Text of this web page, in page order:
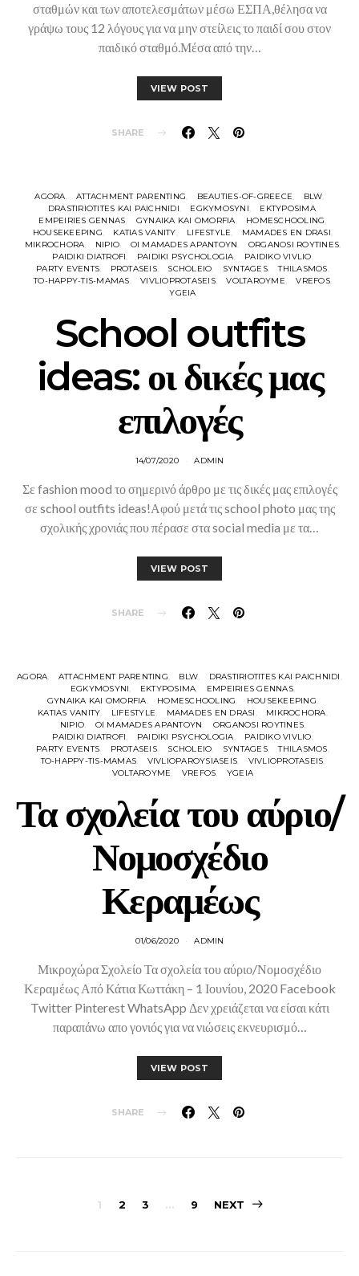
σταθμών και των αποτελεσμάτων μέσω ΕΣΠΑ,θέλησα να
γράψω τους 12 λόγους για να μην στείλεις το παιδί σου στον
παιδικό σταθμό.Μέσα από την…
VIEW POST
SHARE
AGORA ATTACHMENT PARENTING BEAUTIES-OF-GREECE
BLW
DRASTIRIOTITES KAI PAICHNIDI
EGKYMOSYNI
EKTYPOSIMA
EMPEIRIES GENNAS
GYNAIKA KAI OMORFIA
HOMESCHOOLING
HOUSEKEEPING
KATIAS VANITY LIFESTYLE
MAMADES EN DRASI
MIKROCHORA
NIPIO OI MAMADES APANTOYN
ORGANOSI ROYTINES
PAIDIKI DIATROFI
PAIDIKI PSYCHOLOGIA
PAIDIKO VIVLIO
PARTY EVENTS
PROTASEIS SCHOLEIO SYNTAGES
THILASMOS
TO-HAPPY-TIS-MAMAS
VIVLIOPROTASEIS VOLTAROYME
VREFOS
YGEIA
School outfits
ideas: οι δικές μας
επιλογές
14/07/2020 ADMIN
Σε fashion mood το σημερινό άρθρο με τις δικές μας επιλογές
σε school outfits ideas!Αφού μετά τις school photo μας της
σχολικής χρονιάς που πέρασε στα social media με τα…
VIEW POST
SHARE
AGORA ATTACHMENT PARENTING BLW
DRASTIRIOTITES KAI PAICHNIDI
EGKYMOSYNI
EKTYPOSIMA
EMPEIRIES GENNAS
GYNAIKA KAI OMORFIA
HOMESCHOOLING
HOUSEKEEPING
KATIAS VANITY
LIFESTYLE MAMADES EN DRASI
MIKROCHORA
NIPIO
OI MAMADES APANTOYN
ORGANOSI ROYTINES
PAIDIKI DIATROFI
PAIDIKI PSYCHOLOGIA
PAIDIKO VIVLIO
PARTY EVENTS
PROTASEIS SCHOLEIO SYNTAGES
THILASMOS
TO-HAPPY-TIS-MAMAS
VIVLIOPAROYSIASEIS
VIVLIOPROTASEIS
VOLTAROYME
VREFOS YGEIA
Τα σχολεία του αύριο/
Νομοσχέδιο
Κεραμέως
01/06/2020 ADMIN
Μικροχώρα Σχολείο Τα σχολεία του αύριο/Νομοσχέδιο
Κεραμέως Από Κάτια Κωττάκη – 1 Ιουνίου, 2020 Facebook
Twitter Pinterest WhatsApp Δεν χρειάζεται να είσαι κάτι
παραπάνω απο γονιός για να νιώσεις εκνευρισμό…
VIEW POST
SHARE
Posts
1 2 3 … 9 NEXT